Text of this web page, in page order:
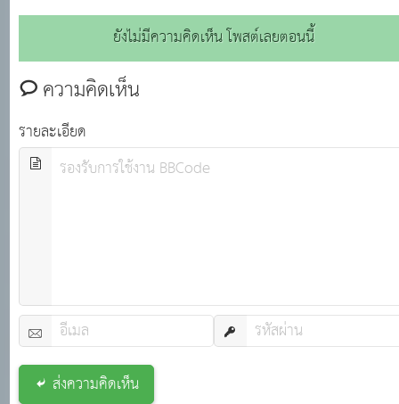
ยังไม่มีความคิดเห็น โพสต์เลยตอนนี้
ความคิดเห็น
รายละเอียด
ส่งความคิดเห็น